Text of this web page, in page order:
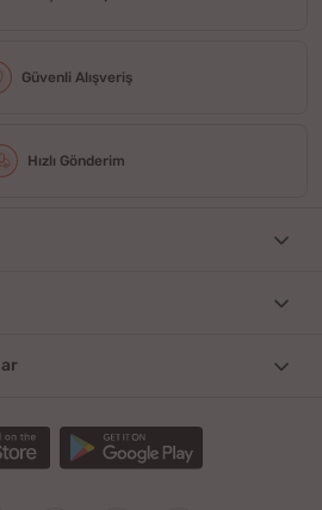
Güvenli Alışveriş
Hızlı Gönderim